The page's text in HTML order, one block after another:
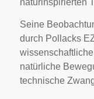
naturinspirierten
Seine
durch Pollacks
natürliche
technische